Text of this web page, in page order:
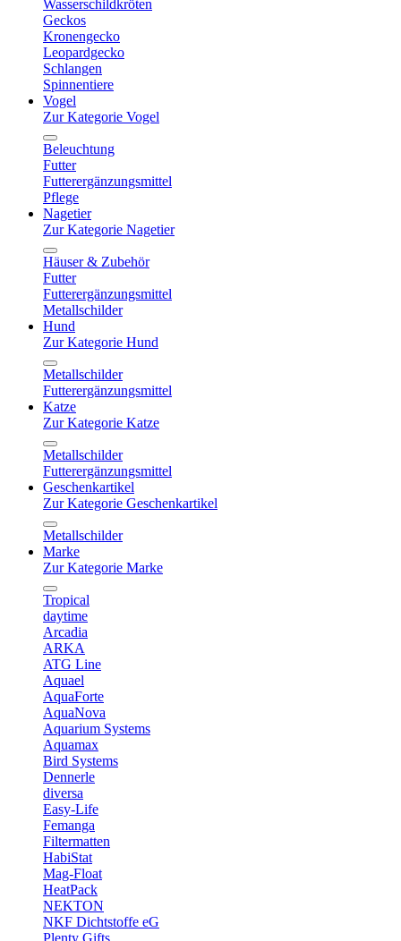
Wasserschildkröten
Geckos
Kronengecko
Leopardgecko
Schlangen
Spinnentiere
Vogel
Zur Kategorie Vogel
Beleuchtung
Futter
Futterergänzungsmittel
Pflege
Nagetier
Zur Kategorie Nagetier
Häuser & Zubehör
Futter
Futterergänzungsmittel
Metallschilder
Hund
Zur Kategorie Hund
Metallschilder
Futterergänzungsmittel
Katze
Zur Kategorie Katze
Metallschilder
Futterergänzungsmittel
Geschenkartikel
Zur Kategorie Geschenkartikel
Metallschilder
Marke
Zur Kategorie Marke
Tropical
daytime
Arcadia
ARKA
ATG Line
Aquael
AquaForte
AquaNova
Aquarium Systems
Aquamax
Bird Systems
Dennerle
diversa
Easy-Life
Femanga
Filtermatten
HabiStat
Mag-Float
HeatPack
NEKTON
NKF Dichtstoffe eG
Plenty Gifts